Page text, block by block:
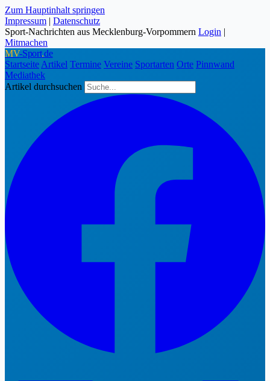
Zum Hauptinhalt springen
Impressum | Datenschutz
Sport-Nachrichten aus Mecklenburg-Vorpommern Login |
Mitmachen
MV-Sport.de
Startseite Artikel Termine Vereine Sportarten Orte Pinnwand
Mediathek
Artikel durchsuchen